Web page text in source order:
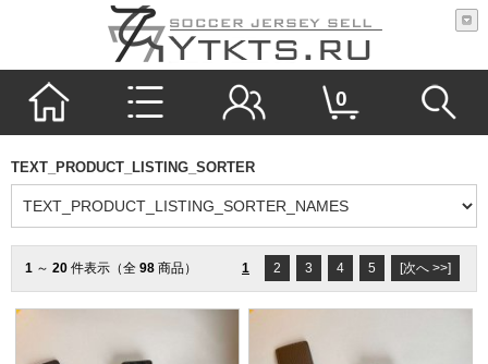
0
TEXT_PRODUCT_LISTING_SORTER
1 ～ 20 件表示（全 98 商品） 1 2 3 4 5 [次へ >>]